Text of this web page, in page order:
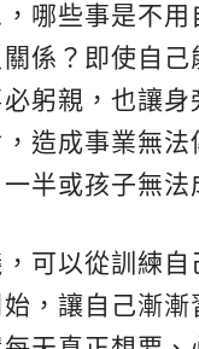
哪些事是不用
係？即使自己
躬親，也讓身
造成事業無法
半或孩子無法
可以從訓練自
，讓自己漸漸